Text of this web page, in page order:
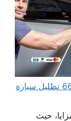
تظليل سيارات متنقل الكويت 66400552 تظليل سيارة
حيث